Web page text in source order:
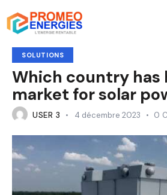
SOLUTIONS
Which country has
market for solar
USER 3 4 décembre 2023 0